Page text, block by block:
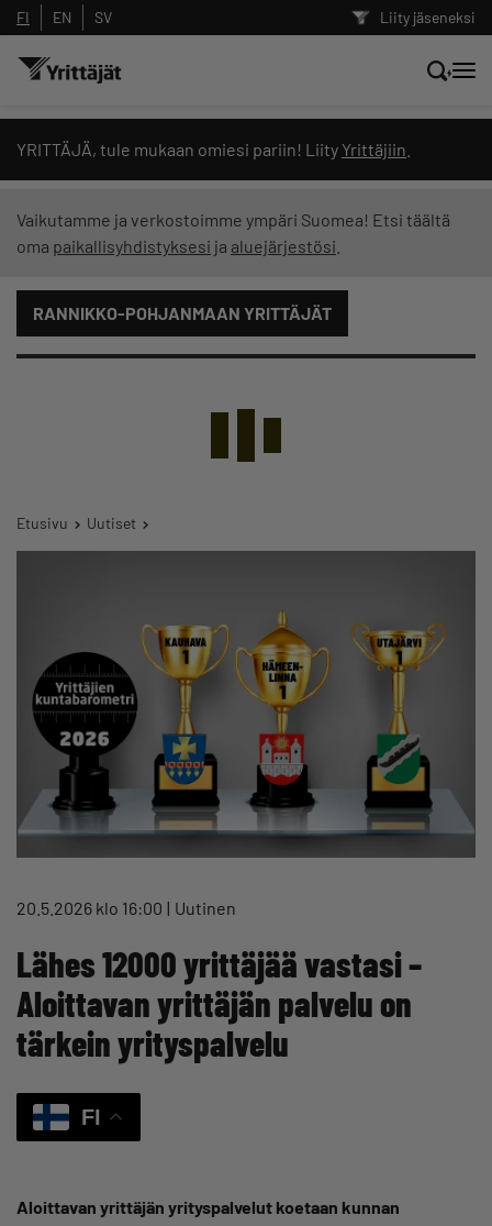
Liity jäseneksi
FI EN SV
YRITTÄJÄ, tule mukaan omiesi pariin! Liity Yrittäjiin
Vaikutamme ja verkostoimme ympäri Suomea! Etsi täältä
oma paikallisyhdistyksesi ja aluejärjestösi
RANNIKKO-POHJANMAAN YRITTÄJÄT
Etusivu Uutiset
20.5.2026 klo 16:00 Uutinen
Lähes 12000 yrittäjää vastasi –
Aloittavan yrittäjän palvelu on
tärkein yrityspalvelu
FI
Aloittavan yrittäjän yrityspalvelut koetaan kunnan
Hae sivustolta tai kysy suoraan
Yrittäjien tekoälyltä
Suodata hakutuloksia: näytä kaikki sisältö